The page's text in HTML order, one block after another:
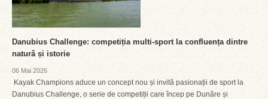
Danubius Challenge: competiția multi-sport la confluența dintre
natură și istorie
06 Mai 2026
Kayak Champions aduce un concept nou și invită pasionații de sport la
Danubius Challenge, o serie de competiții care încep pe Dunăre și